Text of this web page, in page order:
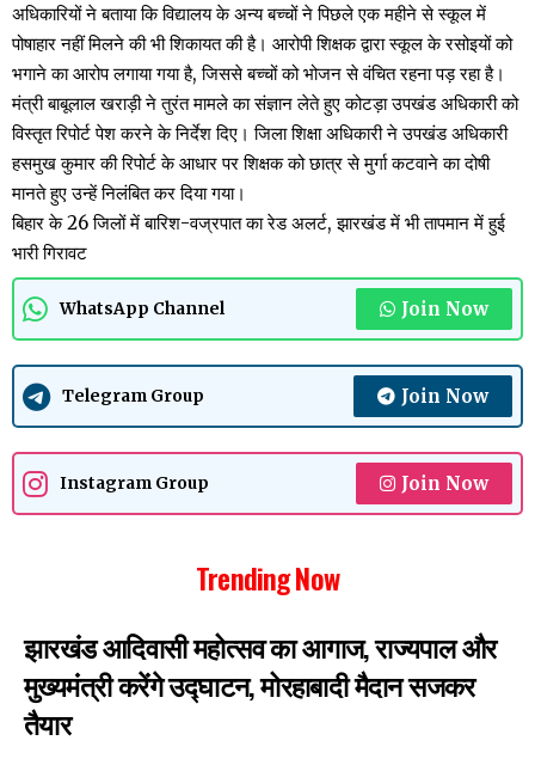
अधिकारियों ने बताया कि विद्यालय के अन्य बच्चों ने पिछले एक महीने से स्कूल में
पोषाहार नहीं मिलने की भी शिकायत की है। आरोपी शिक्षक द्वारा स्कूल के रसोइयों को
भगाने का आरोप लगाया गया है, जिससे बच्चों को भोजन से वंचित रहना पड़ रहा है।
मंत्री बाबूलाल खराड़ी ने तुरंत मामले का संज्ञान लेते हुए कोटड़ा उपखंड अधिकारी को
विस्तृत रिपोर्ट पेश करने के निर्देश दिए। जिला शिक्षा अधिकारी ने उपखंड अधिकारी
हसमुख कुमार की रिपोर्ट के आधार पर शिक्षक को छात्र से मुर्गा कटवाने का दोषी
मानते हुए उन्हें निलंबित कर दिया गया।
बिहार के 26 जिलों में बारिश-वज्रपात का रेड अलर्ट, झारखंड में भी तापमान में हुई
भारी गिरावट
WhatsApp Channel Join Now
Telegram Group Join Now
Instagram Group Join Now
Trending Now
झारखंड आदिवासी महोत्सव का आगाज, राज्यपाल और
मुख्यमंत्री करेंगे उद्घाटन, मोरहाबादी मैदान सजकर
तैयार